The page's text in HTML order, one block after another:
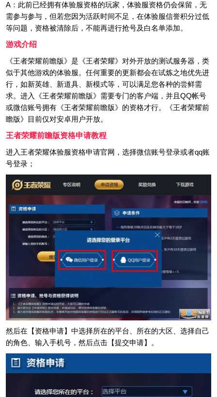
A：此前已经拥有体验服资格的玩家，体验服资格仍会保留，无
需参与参与，但若您因为活跃时间不足，在体验服信誉积分过低
等问题，资格被清除后，不能再进行抢号及白名单添加。
游戏介绍
《王者荣耀前瞻版》是《王者荣耀》对外开放的测试服务器，类
似于其他游戏的体验服。任何重要的更新都会在试炼之地优先进
行，如新英雄、新道具、新模式等，可以满足您各种的尝鲜需
求。进入《王者荣耀前瞻版》需要专门的客户端，并且QQ帐号
或微信账号拥有《王者荣耀前瞻版》的资格才行。《王者荣耀前
瞻版》目前仅对安卓用户开放。
王者荣耀前瞻版资格申请教程
进入王者荣耀体验服资格申请官网，选择微信账号登录或者qq账
号登录；
然后在【资格申请】中选择所在的平台、所在的大区、选择自己
的角色、输入手机号，然后点击【提交申请】。